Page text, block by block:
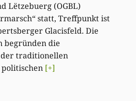
Lëtzebuerg (OGBL)
statt, Treffpunkt ist
Glacisfeld. Die
begründen die
traditionellen
[+]